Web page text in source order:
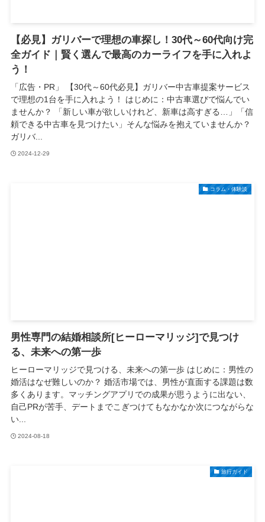
【必見】ガリバーで理想の車探し！30代～60代向け完
全ガイド｜賢く選んで最高のカーライフを手に入れよ
う！
「広告・PR」 【30代～60代必見】ガリバー中古車提案サービス
で理想の1台を手に入れよう！ はじめに：中古車選びで悩んでい
ませんか？ 「新しい車が欲しいけれど、新車は高すぎる…」「信
頼できる中古車を見つけたい」そんな悩みを抱えていませんか？
ガリバ...
2024-12-29
コラム・体験談
男性専門の結婚相談所[ヒーローマリッジ]で見つけ
る、未来への第一歩
ヒーローマリッジで見つける、未来への第一歩 はじめに：男性の
婚活はなぜ難しいのか？ 婚活市場では、男性が直面する課題は数
多くあります。マッチングアプリでの成果が思うように出ない、
自己PRが苦手、デートまでこぎつけてもなかなか次につながらな
い...
2024-08-18
旅行ガイド